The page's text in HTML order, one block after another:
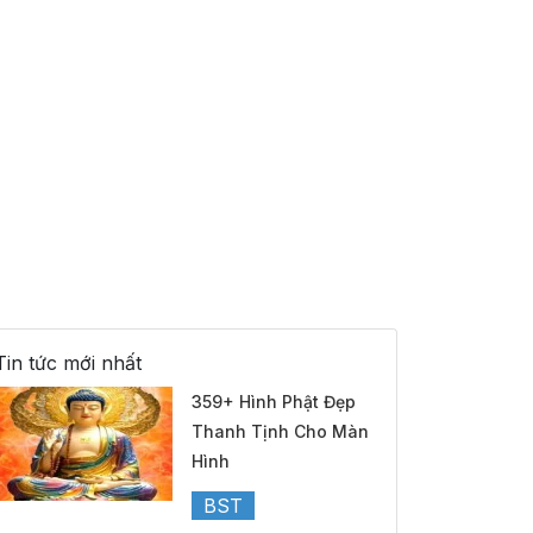
tức mới nhất
359+ Hình Phật Đẹp
Thanh Tịnh Cho Màn
Hình
BST